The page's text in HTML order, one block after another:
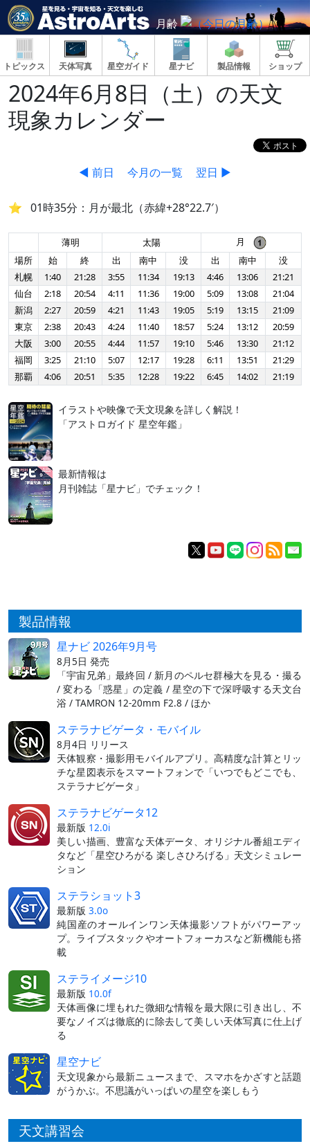
月齢
トピックス 天体写真 星空ガイド 星ナビ 製品情報 ショップ
2024年6月8日（土）の天文
現象カレンダー
◀ 前日 今月の一覧 翌日 ▶
01時35分：月が最北（赤緯+28°22.7′）
薄明 太陽
月
場所
始 終 出 南中 没 出 南中
没
札幌
1:40 21:28 3:55 11:34 19:13 4:46 13:06
21:21
仙台
2:18 20:54 4:11 11:36 19:00 5:09 13:08
21:04
新潟
2:27 20:59 4:21 11:43 19:05 5:19 13:15
21:09
東京
2:38 20:43 4:24 11:40 18:57 5:24 13:12
20:59
大阪
3:00 20:55 4:44 11:57 19:10 5:46 13:30
21:12
福岡
3:25 21:10 5:07 12:17 19:28 6:11 13:51
21:29
那覇
4:06 20:51 5:35 12:28 19:22 6:45 14:02 21:19
イラストや映像で天文現象を詳しく解説！
「アストロガイド 星空年鑑」
最新情報は
月刊雑誌「星ナビ」でチェック！
製品情報
星ナビ 2026年9月号
8月5日 発売
「宇宙兄弟」最終回 / 新月のペルセ群極大を見る・撮る
/ 変わる「惑星」の定義 / 星空の下で深呼吸する天文台
浴 / TAMRON 12-20mm F2.8 / ほか
ステラナビゲータ・モバイル
8月4日 リリース
天体観察・撮影用モバイルアプリ。高精度な計算とリッ
チな星図表示をスマートフォンで「いつでもどこでも、
ステラナビゲータ」
ステラナビゲータ12
最新版 12.0i
美しい描画、豊富な天体データ、オリジナル番組エディ
タなど「星空ひろがる 楽しさひろげる」天文シミュレー
ション
ステラショット3
最新版 3.0o
純国産のオールインワン天体撮影ソフトがパワーアッ
プ。ライブスタックやオートフォーカスなど新機能も搭
載
ステライメージ10
最新版 10.0f
天体画像に埋もれた微細な情報を最大限に引き出し、不
要なノイズは徹底的に除去して美しい天体写真に仕上げ
る
星空ナビ
天文現象から最新ニュースまで、スマホをかざすと話題
がうかぶ。不思議がいっぱいの星空を楽しもう
天文講習会